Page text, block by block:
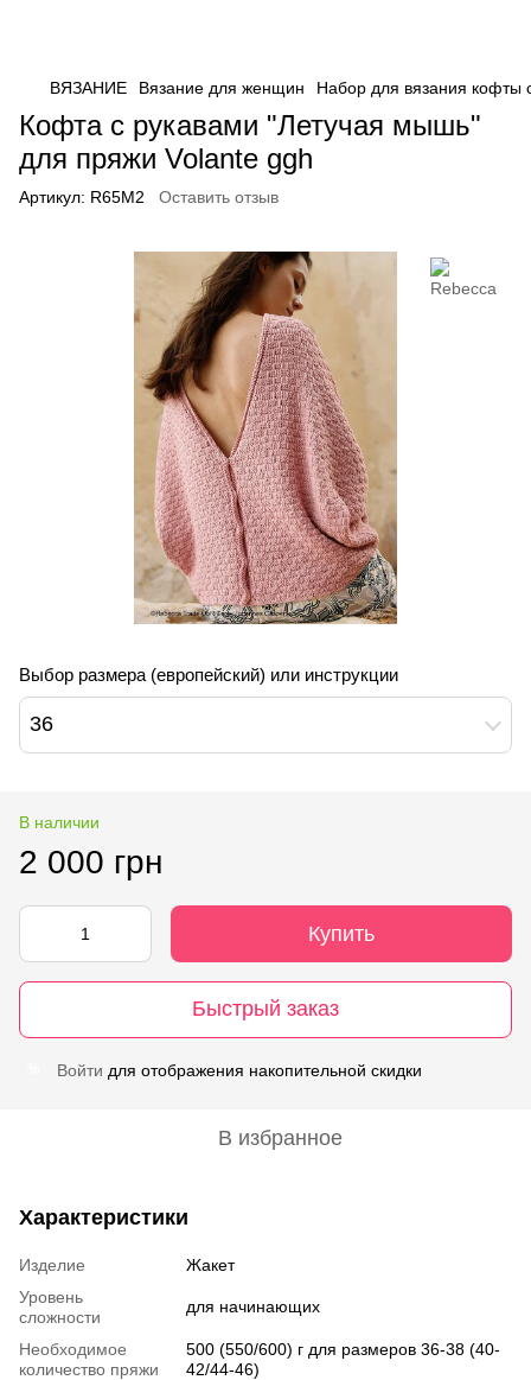
ВЯЗАНИЕ Вязание для женщин Набор для вязания кофты
Кофта с рукавами "Летучая мышь"
для пряжи Volante ggh
Артикул: R65M2 Оставить отзыв
Выбор размера (европейский) или инструкции
36
В наличии
2 000 грн
Купить
Быстрый заказ
Войти для отображения накопительной скидки
В избранное
Характеристики
Изделие
Жакет
Уровень
сложности
для начинающих
Необходимое
количество пряжи
500 (550/600) г для размеров 36-38 (40-
42/44-46)